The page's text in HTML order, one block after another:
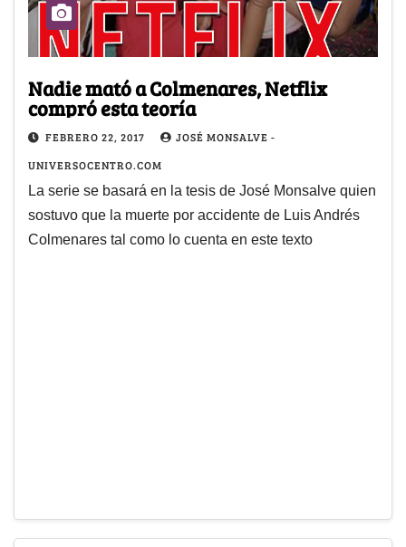
Nadie mató a Colmenares, Netflix
compró esta teoría
FEBRERO 22, 2017
JOSÉ MONSALVE -
UNIVERSOCENTRO.COM
La serie se basará en la tesis de José Monsalve quien
sostuvo que la muerte por accidente de Luis Andrés
Colmenares tal como lo cuenta en este texto